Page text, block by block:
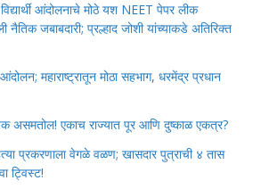
विद्यार्थी आंदोलनाचे मोठे यश NEET पेपर लीक
नैतिक जबाबदारी; प्रल्हाद जोशी यांच्याकडे अतिरिक्त
महाराष्ट्रातून मोठा सहभाग, धरमेंद्र प्रधान
असमतोल! एकाच राज्यात पूर आणि दुष्काळ एकत्र?
प्रकरणाला वेगळे वळण; खासदार पुत्राची ४ तास
ट्विस्ट!